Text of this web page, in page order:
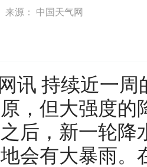
来源： 中国天气网
讯 持续近一
，但大强度的
后，新一轮降
会有大暴雨。